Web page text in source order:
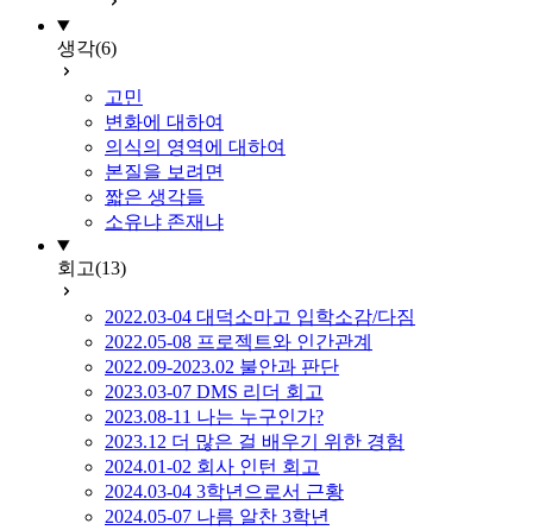
생각(6)
고민
변화에 대하여
의식의 영역에 대하여
본질을 보려면
짧은 생각들
소유냐 존재냐
회고(13)
2022.03-04 대덕소마고 입학소감/다짐
2022.05-08 프로젝트와 인간관계
2022.09-2023.02 불안과 판단
2023.03-07 DMS 리더 회고
2023.08-11 나는 누구인가?
2023.12 더 많은 걸 배우기 위한 경험
2024.01-02 회사 인턴 회고
2024.03-04 3학년으로서 근황
2024.05-07 나름 알찬 3학년